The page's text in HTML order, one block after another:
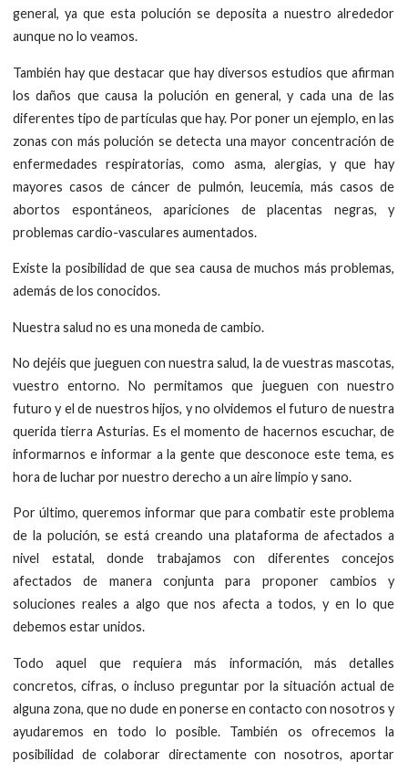
general, ya que esta polución se deposita a nuestro alrededor
aunque no lo veamos.
También hay que destacar que hay diversos estudios que afirman
los daños que causa la polución en general, y cada una de las
diferentes tipo de partículas que hay. Por poner un ejemplo, en las
zonas con más polución se detecta una mayor concentración de
enfermedades respiratorias, como asma, alergias, y que hay
mayores casos de cáncer de pulmón, leucemia, más casos de
abortos espontáneos, apariciones de placentas negras, y
problemas cardio-vasculares aumentados.
Existe la posibilidad de que sea causa de muchos más problemas,
además de los conocidos.
Nuestra salud no es una moneda de cambio.
No dejéis que jueguen con nuestra salud, la de vuestras mascotas,
vuestro entorno. No permitamos que jueguen con nuestro
futuro y el de nuestros hijos, y no olvidemos el futuro de nuestra
querida tierra Asturias. Es el momento de hacernos escuchar, de
informarnos e informar a la gente que desconoce este tema, es
hora de luchar por nuestro derecho a un aire limpio y sano.
Por último, queremos informar que para combatir este problema
de la polución, se está creando una plataforma de afectados a
nivel estatal, donde trabajamos con diferentes concejos
afectados de manera conjunta para proponer cambios y
soluciones reales a algo que nos afecta a todos, y en lo que
debemos estar unidos.
Todo aquel que requiera más información, más detalles
concretos, cifras, o incluso preguntar por la situación actual de
alguna zona, que no dude en ponerse en contacto con nosotros y
ayudaremos en todo lo posible. También os ofrecemos la
posibilidad de colaborar directamente con nosotros, aportar